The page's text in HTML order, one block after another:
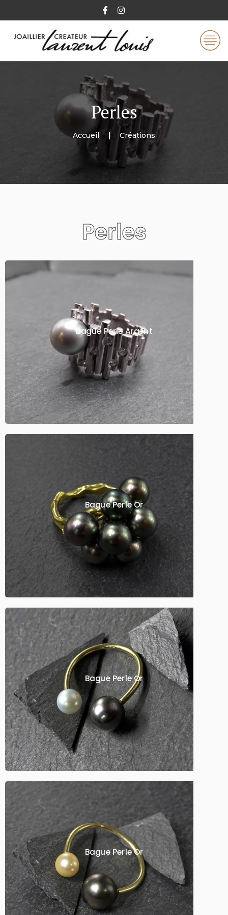
Perles
Accueil Créations
Perles
Bague Perle Argent
Bague Perle Or
Bague Perle Or
Bague Perle Or